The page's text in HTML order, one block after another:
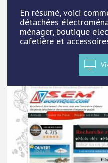
En résumé, voici
détachées
ménager, boutique
cafetière et